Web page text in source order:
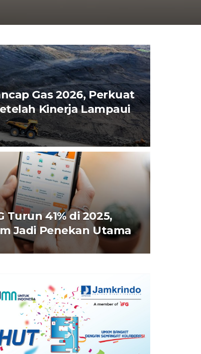
Gas 2026, Perkuat
Kinerja Lampaui
Turun 41% di 2025,
Jadi Penekan Utama